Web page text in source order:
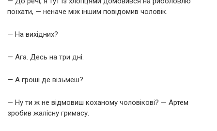
поїхати, — неначе між іншим повідомив чоловік.
— На вихідних?
— Ага. Десь на три дні.
— А гроші де візьмеш?
— Ну ти ж не відмовиш коханому чоловікові? — Артем
зробив жалісну гримасу.